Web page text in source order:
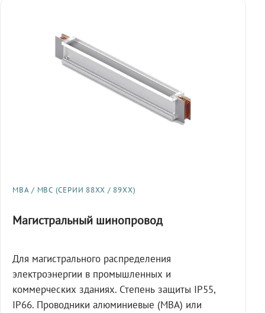
МВА / МВС (СЕРИИ 88XX / 89XX)
Магистральный шинопровод
Для магистрального распределения
электроэнергии в промышленных и
коммерческих зданиях. Степень защиты IP55,
IP66. Проводники алюминиевые (МВА) или